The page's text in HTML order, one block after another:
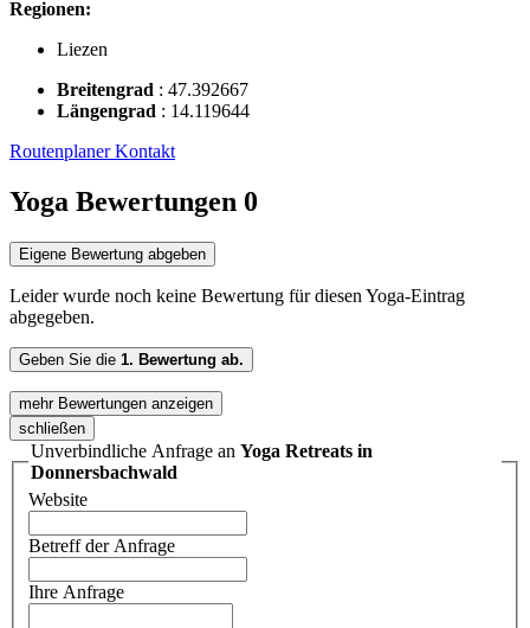
Regionen:
Liezen
Breitengrad : 47.392667
Längengrad : 14.119644
RoutenplanerKontakt
Yoga Bewertungen 0
Eigene Bewertung abgeben
Leider wurde noch keine Bewertung für diesen Yoga-Eintrag
abgegeben.
Geben Sie die 1. Bewertung ab.
mehr Bewertungen anzeigen
schließen
Unverbindliche Anfrage an Yoga Retreats in
Donnersbachwald
Website
Betreff der Anfrage
Ihre Anfrage